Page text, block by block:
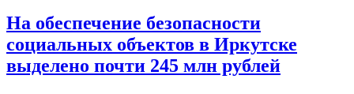
На обеспечение безопасности
социальных объектов в Иркутске
выделено почти 245 млн рублей